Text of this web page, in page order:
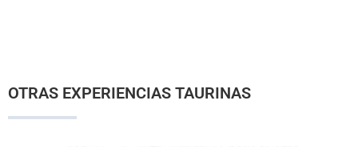
OTRAS EXPERIENCIAS TAURINAS